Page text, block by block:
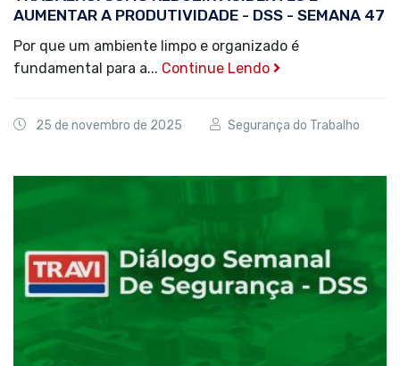
AUMENTAR A PRODUTIVIDADE - DSS - SEMANA 47
Por que um ambiente limpo e organizado é
fundamental para a... Continue Lendo
25 de novembro de 2025 Segurança do Trabalho